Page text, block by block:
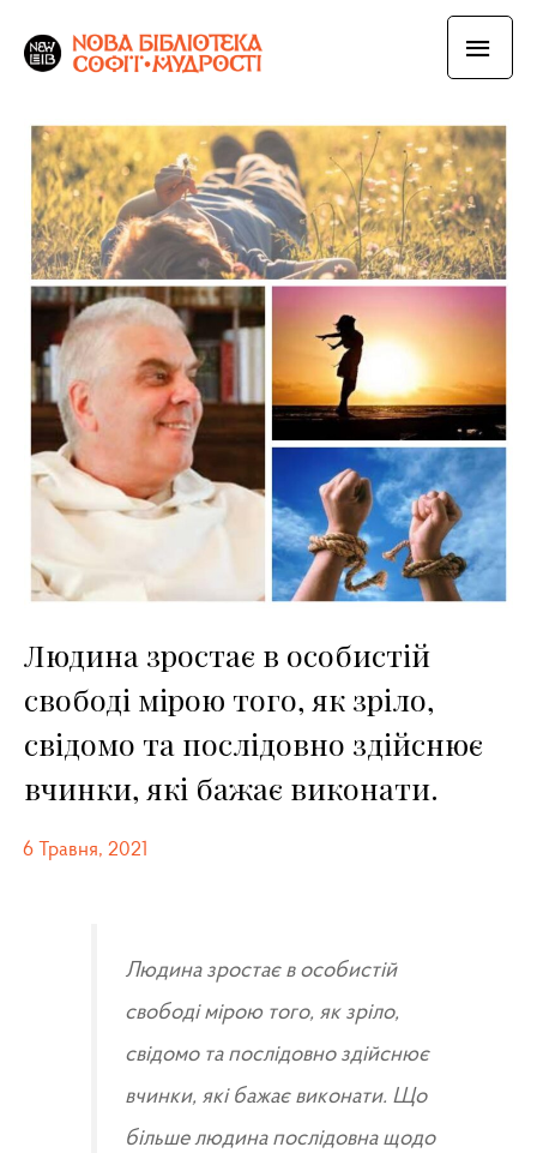
Людина зростає в особистій
свободі мірою того, як зріло,
свідомо та послідовно здійснює
вчинки, які бажає виконати.
6 Травня, 2021
Людина зростає в особистій
свободі мірою того, як зріло,
свідомо та послідовно здійснює
вчинки, які бажає виконати. Що
більше людина послідовна щодо